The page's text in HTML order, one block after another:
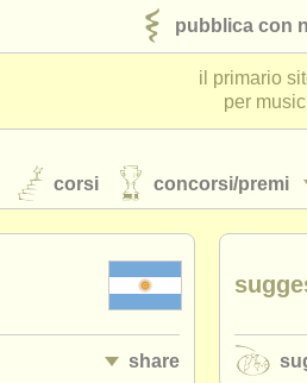
pubblica con
il primario
per
corsi concorsi/premi
share